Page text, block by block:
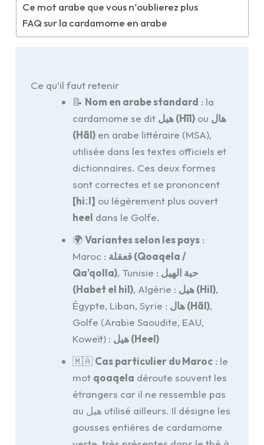
Ce mot arabe que vous n’oublierez plus
FAQ sur la cardamome en arabe
Ce qu’il faut retenir
📝 Nom en arabe standard : la
cardamome se dit
هيل (Hīl)ou هال
(Hāl)en arabe littéraire (MSA),
utilisée dans les textes officiels et
dictionnaires. Ces deux formes
sont correctes et se prononcent
[hiːl] ou légèrement plus ouvert
heel dans le Golfe.
🌍Variantes selon les pays:
Maroc : قعقلة (Qoaqela /
Qa’qolla), Tunisie : حبة الهيل
(Habet el hil), Algérie : هيل (Hil),
Égypte, Liban, Syrie :
هال (Hāl),
Golfe (Arabie Saoudite, EAU,
Koweït) :
هيل (Heel)
🇲🇦 Cas particulier du Maroc: le
mot qoaqela déroute souvent les
étrangers car il ne ressemble pas
au هيل utilisé ailleurs. Il désigne les
gousses entières de cardamome